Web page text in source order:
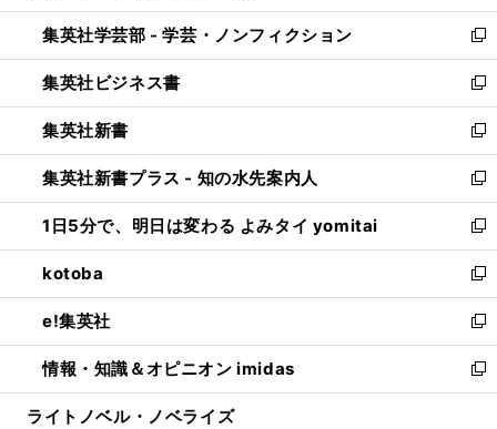
開
く
ウ
で
開
く
ン
ド
ウ
で
開
く
ウ
ィ
ン
ド
ウ
で
開
く
集英社学芸部 - 学芸・ノンフィクション
新
し
い
ウ
ィ
ン
ド
ウ
で
開
く
集英社ビジネス書
新
し
い
ウ
ィ
ン
ド
ウ
で
開
く
集英社新書
新
し
い
ウ
ィ
ン
ド
ウ
で
開
く
集英社新書プラス - 知の水先案内人
新
し
い
ウ
ィ
ン
ド
ウ
で
開
1日5分で、明日は変わる よみタイ yomitai
新
し
い
ウ
ィ
ン
ド
ウ
kotoba
新
し
い
ウ
ィ
ン
e!集英社
新
し
い
ウ
情報・知識＆オピニオン imidas
新
し
ライトノベル・ノベライズ